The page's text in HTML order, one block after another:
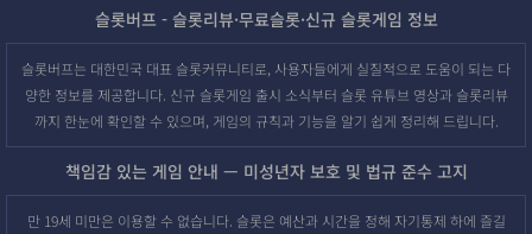
슬롯버프 - 슬롯리뷰·무료슬롯·신규 슬롯게임 정보
슬롯버프는 대한민국 대표 슬롯커뮤니티로, 사용자들에게 실질적으로 도움이 되는 다
양한 정보를 제공합니다. 신규 슬롯게임 출시 소식부터 슬롯 유튜브 영상과 슬롯리뷰
까지 한눈에 확인할 수 있으며, 게임의 규칙과 기능을 알기 쉽게 정리해 드립니다.
책임감 있는 게임 안내 — 미성년자 보호 및 법규 준수 고지
만 19세 미만은 이용할 수 없습니다. 슬롯은 예산과 시간을 정해 자기통제 하에 즐길